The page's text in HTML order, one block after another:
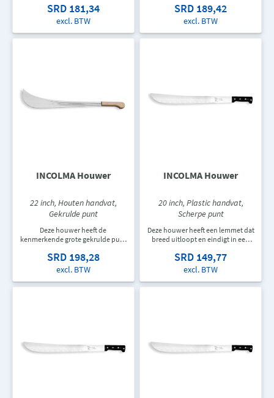
een houten handvat en is 457 mm
lang.
SRD 181,34
excl. BTW
een houten handvat en is 508 mm
lang.
SRD 189,42
excl. BTW
INCOLMA Houwer
22 inch, Houten handvat,
Gekrulde punt
Deze houwer heeft de
kenmerkende grote gekrulde punt
een houten handvat en is 559 mm
lang.
SRD 198,28
excl. BTW
INCOLMA Houwer
20 inch, Plastic handvat,
Scherpe punt
Deze houwer heeft een lemmet dat
breed uitloopt en eindigt in een
recht zwart plastic handvat en is
508 mm lang.
SRD 149,77
excl. BTW